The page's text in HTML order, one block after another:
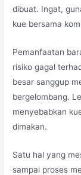
dibuat. Ingat,
kue bersama
Pemanfaatan
risiko gagal
besar sanggup
bergelombang.
menyebabkan
dimakan.
Satu hal yang
sampai proses